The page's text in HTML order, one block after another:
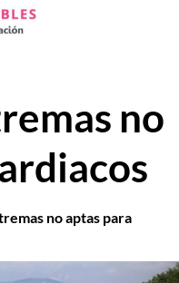
no
no aptas para